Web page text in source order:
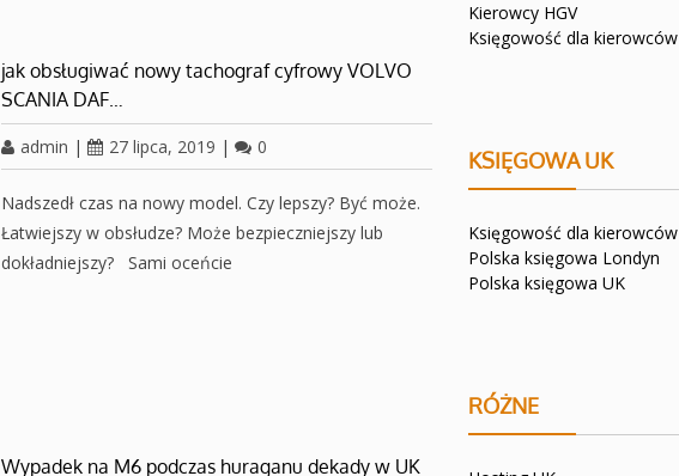
jak obsługiwać nowy tachograf cyfrowy VOLVO
SCANIA DAF…
admin | 27 lipca, 2019 | 0
Nadszedł czas na nowy model. Czy lepszy? Być może.
Łatwiejszy w obsłudze? Może bezpieczniejszy lub
dokładniejszy? Sami oceńcie
Wypadek na M6 podczas huraganu dekady w UK
Kierowcy HGV
Księgowość dla kierowców
KSIĘGOWA UK
Księgowość dla kierowców
Polska księgowa Londyn
Polska księgowa UK
RÓŻNE